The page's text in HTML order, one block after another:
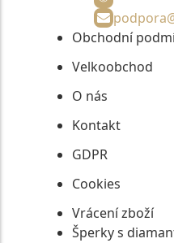
Obchodní
Velkoobchod
O nás
Kontakt
GDPR
Cookies
Vrácení zboží
Šperky s